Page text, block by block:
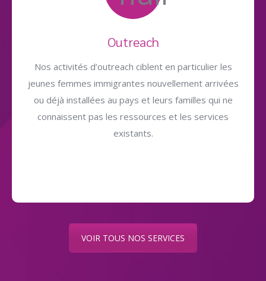
Outreach
Nos activités d’outreach ciblent en particulier les
jeunes femmes immigrantes nouvellement arrivées
ou déjà installées au pays et leurs familles qui ne
connaissent pas les ressources et les services
existants.
VOIR TOUS NOS SERVICES